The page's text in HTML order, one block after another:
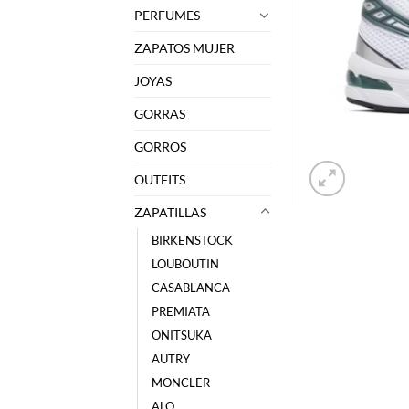
PERFUMES
ZAPATOS MUJER
JOYAS
GORRAS
GORROS
OUTFITS
ZAPATILLAS
BIRKENSTOCK
LOUBOUTIN
CASABLANCA
PREMIATA
ONITSUKA
AUTRY
MONCLER
ALO